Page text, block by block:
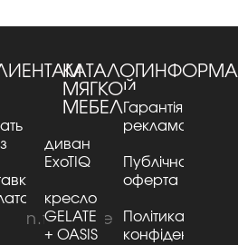
КАТАЛОГ
МЯГКОЙ
МЕБЕЛИ
диван
ExoTIQ
кресло
GELATE
+ OASIS
Гарантія та
рекламації
Публічна
оферта
Політика